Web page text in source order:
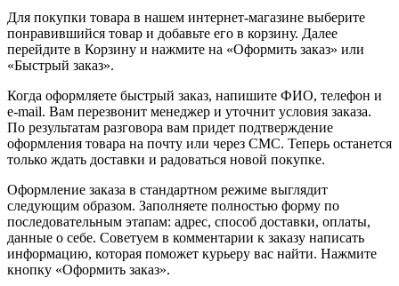
Для покупки товара в нашем интернет-магазине выберите
понравившийся товар и добавьте его в корзину. Далее
перейдите в Корзину и нажмите на «Оформить заказ» или
«Быстрый заказ».
Когда оформляете быстрый заказ, напишите ФИО, телефон и
e-mail. Вам перезвонит менеджер и уточнит условия заказа.
По результатам разговора вам придет подтверждение
оформления товара на почту или через СМС. Теперь останется
только ждать доставки и радоваться новой покупке.
Оформление заказа в стандартном режиме выглядит
следующим образом. Заполняете полностью форму по
последовательным этапам: адрес, способ доставки, оплаты,
данные о себе. Советуем в комментарии к заказу написать
информацию, которая поможет курьеру вас найти. Нажмите
кнопку «Оформить заказ».